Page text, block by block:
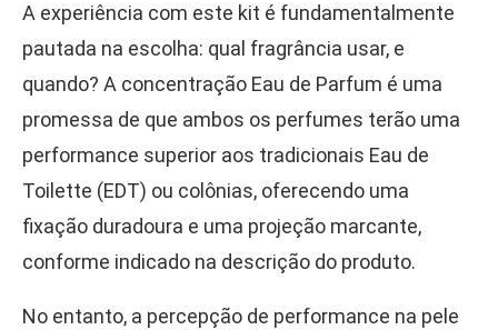
A experiência com este kit é fundamentalmente
pautada na escolha: qual fragrância usar, e
quando? A concentração Eau de Parfum é uma
promessa de que ambos os perfumes terão uma
performance superior aos tradicionais Eau de
Toilette (EDT) ou colônias, oferecendo uma
fixação duradoura e uma projeção marcante,
conforme indicado na descrição do produto.
No entanto, a percepção de performance na pele